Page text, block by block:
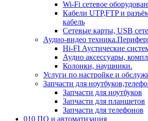
Wi-Fi сетевое
Кабели UTP,FTP и
кабель
Сетевые карты, USB
Аудио-видео
Hi-FI Аустические
Аудио аксессуары,
Колонки, наушники.
Услуги по настройке и
Запчасти для
Запчасти для ноутбуков
Запчасти для планшетов
Запчасти для телефонов
010 ПО и автоматизация